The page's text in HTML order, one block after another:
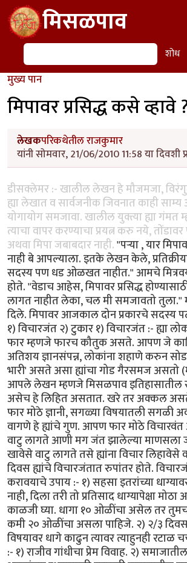
Skip to main contentमिसळपाव
शोध शोध
मुख्य पान
मिपावर प्रसिद्ध कसे व्हावे
लेखकपरिकथेतील राजकुमार
यांनी सोमवार, 21/06/2010 11:58 या
डीसक्लेमर :- खालील लेखन हे मौजमजा,
ह्या लेखात व सार्वजनीक जिवनात काही
योगायोग समजावा. खालील युक्त्या ह्या
त्याचा वापर करण्याचा प्रयत्न करु नये,
अथवा मिपा जबाबदार नाही."पर्‍या , यार
नाही बे आपल्याला. इतके लेखन केले,
सदस्य पण धड ओळखत नाहीत." आमचे
होते. "वेडाच आहेस, मिपावर प्रसिद्ध
लागत नाहीत लेका, चल मी समजावतो तुला."
दिले. मिपावर आजकाल दोन प्रकारचे सदस्य
१) विचारजंत २) टुकार १) विचारजंत :- ह्या
फार म्हणजे फारच कौतुक असते. आपण जे
अतिशय ज्ञानसंपन्न, लोकांना शहाणे करुन
भारी' असते असा ह्यांचा गोड गैरसमज असतो
आपले लेखन म्हणजे मिसळपाव इतिहासातील
असेच हे लिहित असतात. खरे तर अक्कल
फार मोठे ज्ञानी, सगळ्या विषयातली
वागणे हे ह्यांचे गुण. आपण फार मोठे
वाटु लागते आणी मग जंत झालेल्या माणसला
खावेसे वाटु लागते तसे ह्यांना विचार
दिवस ह्यांचे विचारजंतात रुपांतर होते.
करावयाचे उपाय :- १) सहसा इतरांच्या
नाही, दिला तरी तो प्रतिसाद धाग्यापेक्षा
काळजी घ्या. धागा १० ओळींचा असेल तर
कमी २० ओळींचा असला पाहिजे. २) २/३
विषयावर धागे काढुन त्यावर त्याहुनही रटाळ
:- १) राजीव गांधीचा प्रेम विवाह. २)